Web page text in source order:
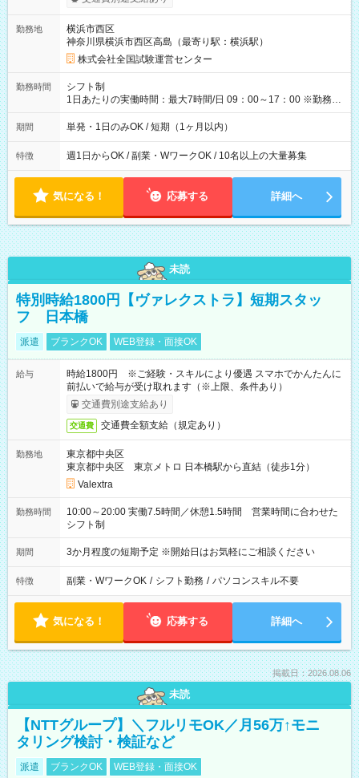
り！】 希望される場合、勤務から1週間ほどで給与の一部を受け
例】 ・河合塾模擬試験 8:30～17:30（休憩1時間） 時給1,300円
×8時間＝日収10,400円＋交通費 ※当日の役割により時給＋100
円の場合あり ・国家試験 7:00～13:30（休憩なし） 時給1,300
円（役割手当＋100円）×6時間＝日収8,400円＋交通費 【試用期
間】試用期間なし
勤務地
横浜市西区
神奈川県横浜市西区高島（最寄り駅：横浜駅）
株式会社全国試験運営センター
勤務時間
シフト制
1日あたりの実働時間：最大7時間/日 09：00～17：00 ※勤務時
間は 試験により異なります。
期間 単発・1日のみOK / 短期（1ヶ月以内）
特徴 週1日からOK / 副業・WワークOK / 10名以上の大量募集
気になる！ 応募する 詳細へ
未読
特別時給1800円【ヴァレクストラ】短期スタッ
フ 日本橋
派遣 ブランクOK WEB登録・面接OK
給与
時給1800円 ※ご経験・スキルにより優遇 スマホでかんたんに
前払いで給与が受け取れます（※上限、条件あり）
交通費別途支給あり
交通費 交通費全額支給（規定あり）
勤務地
東京都中央区
東京都中央区 東京メトロ 日本橋駅から直結（徒歩1分）
Valextra
勤務時間
10:00～20:00 実働7.5時間／休憩1.5時間 営業時間に合わせた
シフト制
期間 3か月程度の短期予定 ※開始日はお気軽にご相談ください
特徴 副業・WワークOK / シフト勤務 / パソコンスキル不要
気になる！ 応募する 詳細へ
掲載日：2026.08.06
未読
【NTTグループ】＼フルリモOK／月56万↑モニ
タリング検討・検証など
派遣 ブランクOK WEB登録・面接OK